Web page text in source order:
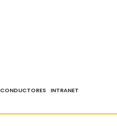
CONDUCTORES INTRANET